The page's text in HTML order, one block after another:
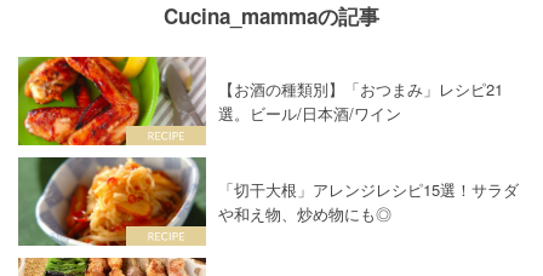
Cucina_mammaの記事
【お酒の種類別】「おつまみ」レシピ21
選。ビール/日本酒/ワイン
「切干大根」アレンジレシピ15選！サラダ
や和え物、炒め物にも◎